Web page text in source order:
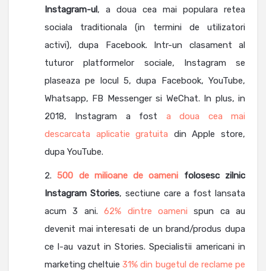
Instagram-ul, a doua cea mai populara retea
sociala traditionala (in termini de utilizatori
activi), dupa Facebook. Intr-un clasament al
tuturor platformelor sociale, Instagram se
plaseaza pe locul 5, dupa Facebook, YouTube,
Whatsapp, FB Messenger si WeChat. In plus, in
2018, Instagram a fost a doua cea mai
descarcata aplicatie gratuita din Apple store,
dupa YouTube.
500 de milioane de oameni
folosesc zilnic
Instagram Stories, sectiune care a fost lansata
acum 3 ani.62% dintre oameni spun ca au
devenit mai interesati de un brand/produs dupa
ce l-au vazut in Stories. Specialistii americani in
marketing cheltuie31% din bugetul de reclame pe